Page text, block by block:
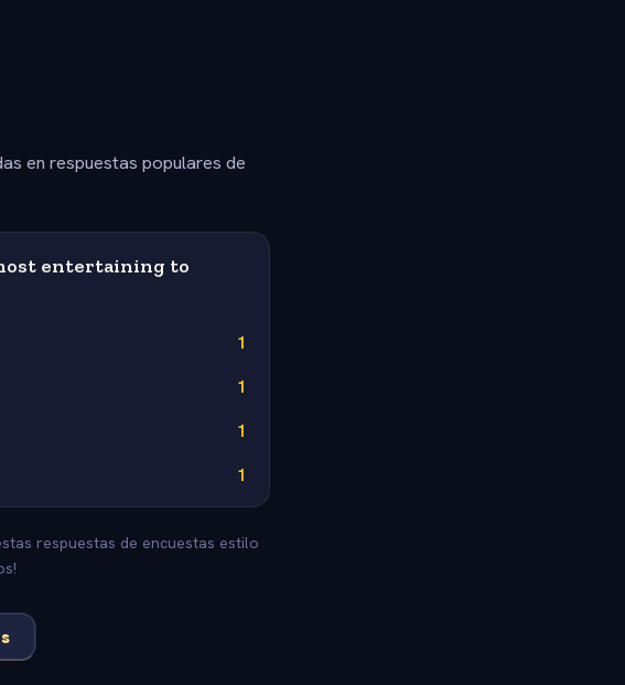
en respuestas populares de
entertaining to
1
1
1
1
respuestas de encuestas estilo